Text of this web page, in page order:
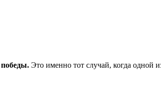
Это именно тот случай, когда одной